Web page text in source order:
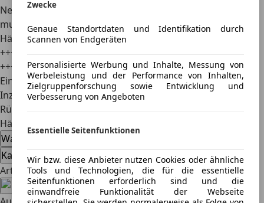
Zwecke
Genaue Standortdaten und Identifikation durch
Scannen von Endgeräten
Personalisierte Werbung und Inhalte, Messung von
Werbeleistung und der Performance von Inhalten,
Zielgruppenforschung sowie Entwicklung und
Verbesserung von Angeboten
Essentielle Seitenfunktionen
Wir bzw. diese Anbieter nutzen Cookies oder ähnliche
Tools und Technologien, die für die essentielle
Seitenfunktionen erforderlich sind und die
einwandfreie Funktionalität der Webseite
Neuanschaffung wird damit einfach günstiger
musst dir über den Verkauf keine Gedanken machen+++
Händler sind immer auf der Suche nach Gebrauchtwagen
+++
+++
Einfach in der Kaufanfrage mitteilen, dass du an einer
Inzahlungnahme interessiert bist und auf die
Rückmeldung warten.
Häufig gestellte Fragen
Wann erlischt die Garantie beim Auto?
Kann man eine private Garantie kaufen?
Artikel teilen